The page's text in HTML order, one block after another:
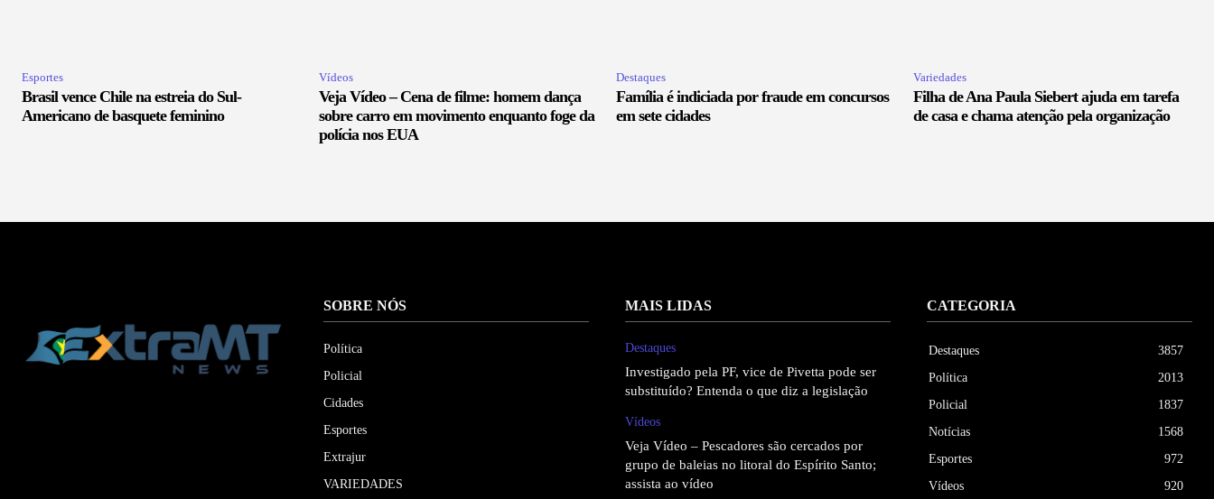
Esportes
Brasil vence Chile na estreia do Sul-
Americano de basquete feminino
Vídeos
Veja Vídeo – Cena de filme: homem dança
sobre carro em movimento enquanto foge da
polícia nos EUA
Destaques
Família é indiciada por fraude em concursos
em sete cidades
Variedades
Filha de Ana Paula Siebert ajuda em tarefa
de casa e chama atenção pela organização
SOBRE NÓS
Política
Policial
Cidades
Esportes
Extrajur
VARIEDADES
MAIS LIDAS
Destaques
Investigado pela PF, vice de Pivetta pode ser
substituído? Entenda o que diz a legislação
Vídeos
Veja Vídeo – Pescadores são cercados por
grupo de baleias no litoral do Espírito Santo;
assista ao vídeo
CATEGORIA
Destaques
3857
Política
2013
Policial
1837
Notícias
1568
Esportes
972
Vídeos
920